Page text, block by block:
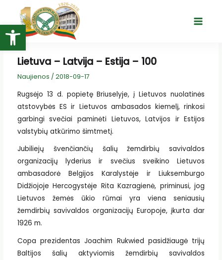
Open toolbar
turinio
Main
Lietuva – Latvija – Estija – 100
Naujienos / 2018-09-17
Rugsėjo 13 d. popietę Briuselyje, į Lietuvos nuolatinės
atstovybės ES ir Lietuvos ambasados kiemelį, rinkosi
garbingi svečiai paminėti Lietuvos, Latvijos ir Estijos
valstybių atkūrimo šimtmetį.
Jubiliejų švenčiančių šalių žemdirbių savivaldos
organizacijų lyderius ir svečius sveikino Lietuvos
ambasadorė Belgijos Karalystėje ir Liuksemburgo
Didžiojoje Hercogystėje Rita Kazragienė, priminusi, jog
Lietuvos žemės ūkio rūmai yra viena seniausių
žemdirbių savivaldos organizacijų Europoje, įkurta dar
1926 m.
Copa prezidentas Joachim Rukwied pasidžiaugė trijų
Baltijos šalių aktyviomis žemdirbių savivaldos